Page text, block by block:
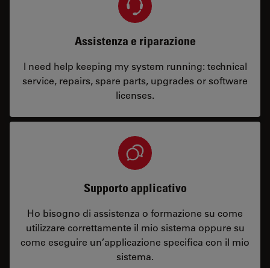
Assistenza e riparazione
I need help keeping my system running: technical
service, repairs, spare parts, upgrades or software
licenses.
Supporto applicativo
Ho bisogno di assistenza o formazione su come
utilizzare correttamente il mio sistema oppure su
come eseguire un’applicazione specifica con il mio
sistema.